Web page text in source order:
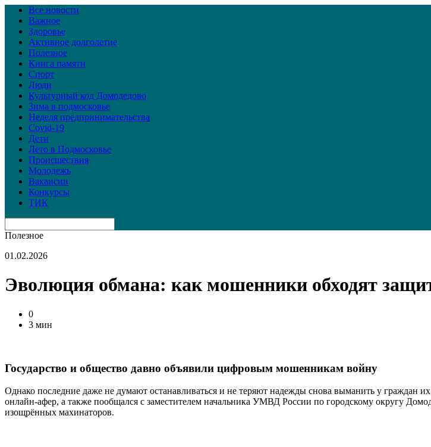
Все новости
Важное
Здоровье
Активное долголетие
Полезное
Книга памяти
Спорт
Люди
Культурный код Домодедово
Зима в подмосковье
Неделя предпринимательства
Covid-19
Дети
Лето в Подмосковье
Происшествия
Молодежь
Вакансии
Конкурсы
ТИК
Полезное
01.02.2026
Эволюция обмана: как мошенники обходят
0
3 мин
Государство и общество давно объявили цифровым мошенникам войну
Однако последние даже не думают останавливаться и не теряют надежды снова выманить у граждан
онлайн-афер, а также пообщался с заместителем начальника УМВД России по городскому округу
изощрённых махинаторов.